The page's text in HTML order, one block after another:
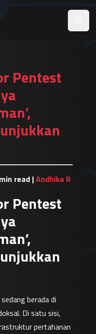
Pentest
read |Andhika R
Pentest
berada di
Di satu sisi,
pertahanan